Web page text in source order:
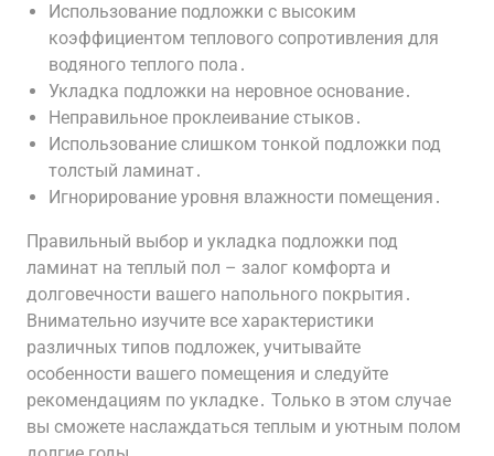
Использование подложки с высоким
коэффициентом теплового сопротивления для
водяного теплого пола․
Укладка подложки на неровное основание․
Неправильное проклеивание стыков․
Использование слишком тонкой подложки под
толстый ламинат․
Игнорирование уровня влажности помещения․
Правильный выбор и укладка подложки под
ламинат на теплый пол – залог комфорта и
долговечности вашего напольного покрытия․
Внимательно изучите все характеристики
различных типов подложек‚ учитывайте
особенности вашего помещения и следуйте
рекомендациям по укладке․ Только в этом случае
вы сможете наслаждаться теплым и уютным полом